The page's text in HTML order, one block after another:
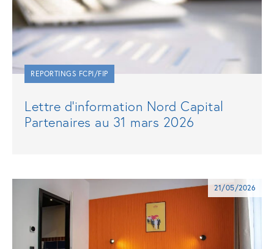
REPORTINGS FCPI/FIP
Lettre d’information Nord Capital
Partenaires au 31 mars 2026
21/05/2026